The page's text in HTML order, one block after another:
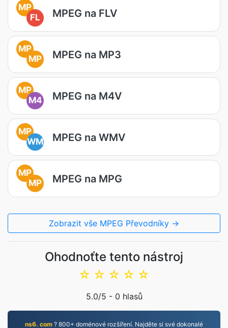
MP
FL
MPEG na FLV
MP
MP
MPEG na MP3
MP
M4
MPEG na M4V
MP
WM
MPEG na WMV
MP
MP
MPEG na MPG
Zobrazit vše MPEG Převodníky →
Ohodnoťte tento nástroj
☆
☆
☆
☆
☆
5.0/5 - 0 hlasů
ns6. com ? 800+ doménové rozšíření. Najděte si své dokonalé